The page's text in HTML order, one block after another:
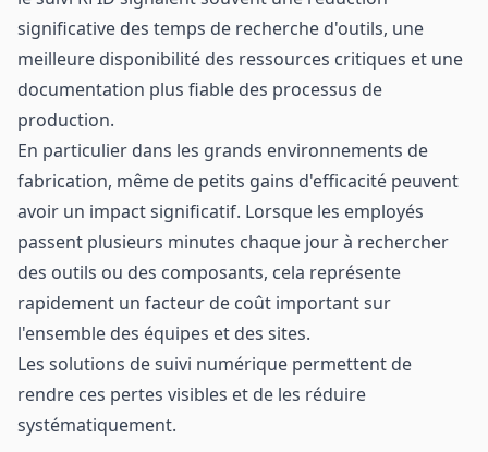
significative des temps de recherche d'outils, une
meilleure disponibilité des ressources critiques et une
documentation plus fiable des processus de
production.
En particulier dans les grands environnements de
fabrication, même de petits gains d'efficacité peuvent
avoir un impact significatif. Lorsque les employés
passent plusieurs minutes chaque jour à rechercher
des outils ou des composants, cela représente
rapidement un facteur de coût important sur
l'ensemble des équipes et des sites.
Les solutions de suivi numérique permettent de
rendre ces pertes visibles et de les réduire
systématiquement.